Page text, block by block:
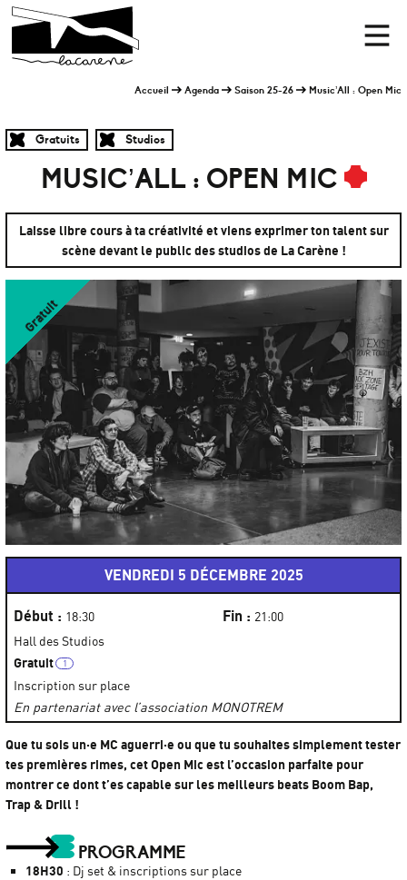
Panneau de gestion des cookies
Accueil
Menu
Accueil Agenda Saison 25-26 Music’All : Open Mic
Gratuits Studios
MUSIC’ALL : OPEN MIC
Laisse libre cours à ta créativité et viens exprimer ton talent sur
scène devant le public des studios de La Carène !
Gratuit
VENDREDI 5 DÉCEMBRE 2025
Début : 18:30 Fin : 21:00
Hall des Studios
Gratuit
Inscription sur place
En partenariat avec l’association MONOTREM
Que tu sois un·e MC aguerri·e ou que tu souhaites simplement tester
tes premières rimes, cet Open Mic est l’occasion parfaite pour
montrer ce dont t’es capable sur les meilleurs beats Boom Bap,
Trap & Drill !
PROGRAMME
18H30 : Dj set & inscriptions sur place